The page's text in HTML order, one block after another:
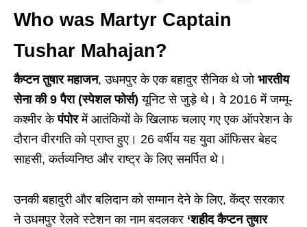
Who was Martyr Captain
Tushar Mahajan?
कैप्टन तुषार महाजन, उधमपुर के एक बहादुर सैनिक थे जो भारतीय
सेना की 9 पैरा (स्पेशल फोर्स) यूनिट से जुड़े थे। वे 2016 में जम्मू-
कश्मीर केपंपोरमें आतंकियों के खिलाफ चलाए गए एक ऑपरेशन के
दौरान वीरगति को प्राप्त हुए। 26 वर्षीय यह युवा ऑफिसर बेहद
साहसी, कर्तव्यनिष्ठ और राष्ट्र के लिए समर्पित थे।
उनकी बहादुरी और बलिदान को सम्मान देने के लिए, केंद्र सरकार
ने उधमपुर रेलवे स्टेशन का नाम बदलकर ‘शहीद कैप्टन तुषार